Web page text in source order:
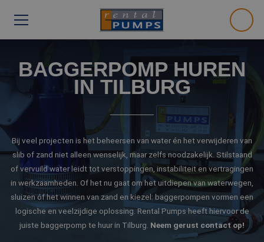
BAGGERPOMP HUREN
IN TILBURG
Bij veel projecten is het beheersen van water én het verwijderen van
slib of zand niet alleen wenselijk, maar zelfs noodzakelijk. Stilstaand
of vervuild water leidt tot verstoppingen, instabiliteit en vertragingen
in werkzaamheden. Of het nu gaat om het uitdiepen van waterwegen,
sluizen óf het winnen van zand en kiezel: baggerpompen vormen een
logische en veelzijdige oplossing. Rental Pumps heeft hiervoor de
juiste baggerpomp te huur in Tilburg. Neem gerust contact op!